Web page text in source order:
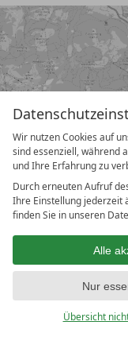
Wir nutzen Cookies auf
sind essenziell, während
und Ihre Erfahrung zu
Durch erneuten Aufruf
Ihre Einstellung jederzeit
finden Sie in unseren
Alle
Nur
Übersicht
b
r
f
e
i
n
g
b
e
Datenschutz